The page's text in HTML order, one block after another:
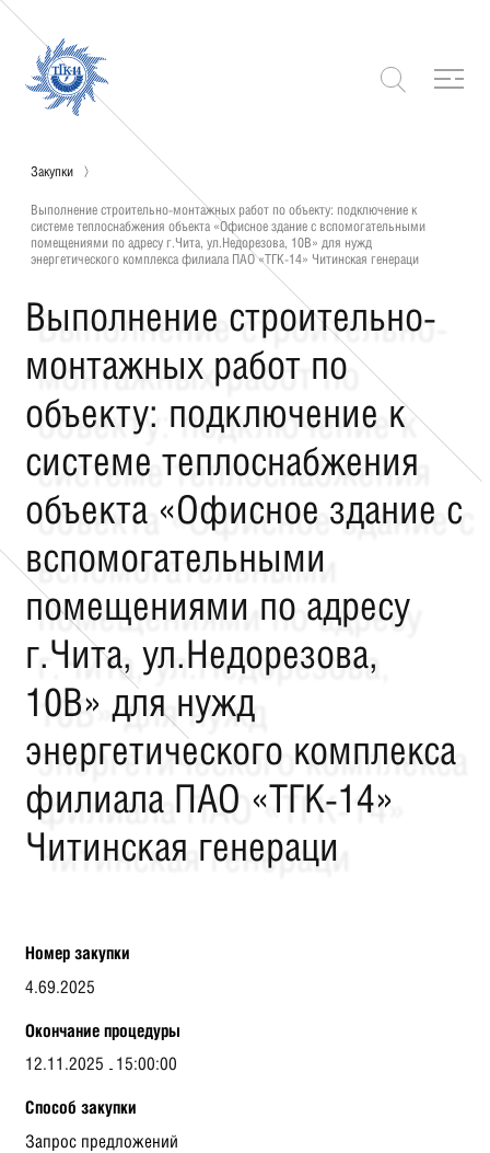
Закупки
Выполнение строительно-монтажных работ по объекту: подключение к
системе теплоснабжения объекта «Офисное здание с вспомогательными
помещениями по адресу г.Чита, ул.Недорезова, 10В» для нужд
энергетического комплекса филиала ПАО «ТГК-14» Читинская генераци
Выполнение строительно-
монтажных работ по
объекту: подключение к
системе теплоснабжения
объекта «Офисное здание с
вспомогательными
помещениями по адресу
г.Чита, ул.Недорезова,
10В» для нужд
энергетического комплекса
филиала ПАО «ТГК-14»
Читинская генераци
Номер закупки
4.69.2025
Окончание процедуры
12.11.2025 15:00:00
Способ закупки
Запрос предложений